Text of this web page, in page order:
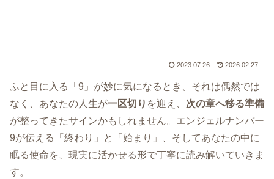
2023.07.26 2026.02.27
ふと目に入る「9」が妙に気になるとき、それは偶然では
なく、あなたの人生が一区切り を迎え、 次の章へ移る準備
が整ってきたサインかもしれません。エンジェルナンバー
9が伝える「終わり」と「始まり」、そしてあなたの中に
眠る使命を、現実に活かせる形で丁寧に読み解いていきま
す。